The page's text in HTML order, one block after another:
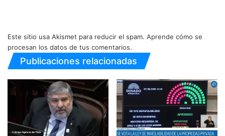
Este sitio usa Akismet para reducir el spam. Aprende cómo se
procesan los datos de tus comentarios.
Publicaciones relacionadas